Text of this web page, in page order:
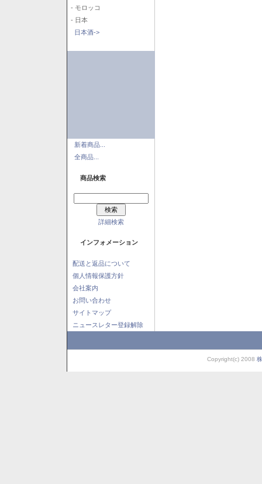
- モロッコ
- 日本
日本酒->
新着商品...
全商品...
商品検索
詳細検索
インフォメーション
配送と返品について
個人情報保護方針
会社案内
お問い合わせ
サイトマップ
ニュースレター登録解除
Copyright(c) 2008